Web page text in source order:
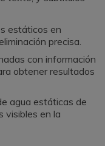
estáticos en
precisa.
con información
obtener resultados
agua estáticas de
visibles en la